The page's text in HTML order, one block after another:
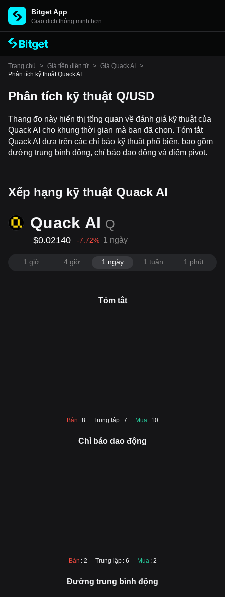
Bitget App
Giao dịch thông minh hơn
Trang chủ > Giá tiền điện tử > Giá Quack AI
>
Phân tích kỹ thuật Quack AI
Phân tích kỹ thuật Q/USD
Thang đo này hiển thị tổng quan về đánh giá kỹ thuật của
Quack AI cho khung thời gian mà bạn đã chọn. Tóm tắt
Quack AI dựa trên các chỉ báo kỹ thuật phổ biến, bao gồm
đường trung bình động, chỉ báo dao động và điểm pivot.
Xếp hạng kỹ thuật Quack AI
Quack AI Q
$0.02140 -7.72% 1 ngày
1 giờ 4 giờ 1 ngày 1 tuần 1 phút
Tóm tắt
Bán : 8 Trung lập : 7 Mua : 10
Chỉ báo dao động
Bán : 2 Trung lập : 6 Mua : 2
Đường trung bình động